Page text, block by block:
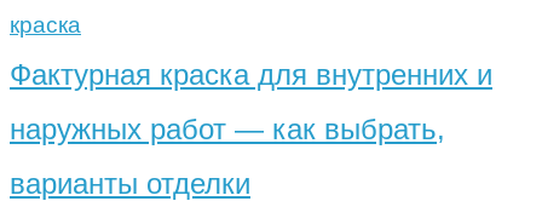
краска
Фактурная краска для внутренних и
наружных работ — как выбрать,
варианты отделки